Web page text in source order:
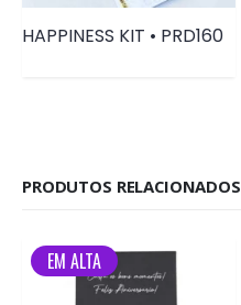
HAPPINESS KIT • PRD160
PRODUTOS RELACIONADOS
EM ALTA